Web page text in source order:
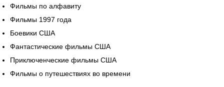
Фильмы по алфавиту
Фильмы 1997 года
Боевики США
Фантастические фильмы США
Приключенческие фильмы США
Фильмы о путешествиях во времени